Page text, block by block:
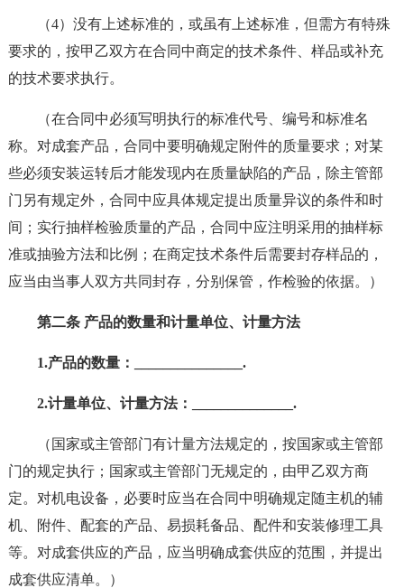
（4）没有上述标准的，或虽有上述标准，但需方有特殊
要求的，按甲乙双方在合同中商定的技术条件、样品或补充
的技术要求执行。
（在合同中必须写明执行的标准代号、编号和标准名
称。对成套产品，合同中要明确规定附件的质量要求；对某
些必须安装运转后才能发现内在质量缺陷的产品，除主管部
门另有规定外，合同中应具体规定提出质量异议的条件和时
间；实行抽样检验质量的产品，合同中应注明采用的抽样标
准或抽验方法和比例；在商定技术条件后需要封存样品的，
应当由当事人双方共同封存，分别保管，作检验的依据。）
第二条 产品的数量和计量单位、计量方法
1.产品的数量：_______________.
2.计量单位、计量方法：______________.
（国家或主管部门有计量方法规定的，按国家或主管部
门的规定执行；国家或主管部门无规定的，由甲乙双方商
定。对机电设备，必要时应当在合同中明确规定随主机的辅
机、附件、配套的产品、易损耗备品、配件和安装修理工具
等。对成套供应的产品，应当明确成套供应的范围，并提出
成套供应清单。）